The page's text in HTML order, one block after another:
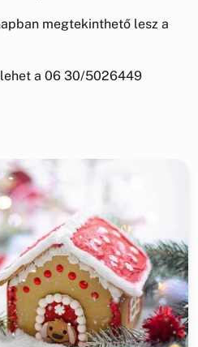
megtekinthető lesz a
a 06 30/5026449